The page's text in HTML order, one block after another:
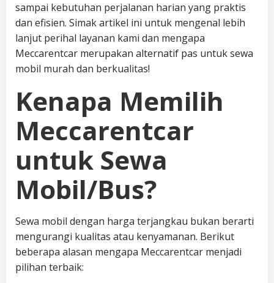
sampai kebutuhan perjalanan harian yang praktis
dan efisien. Simak artikel ini untuk mengenal lebih
lanjut perihal layanan kami dan mengapa
Meccarentcar merupakan alternatif pas untuk sewa
mobil murah dan berkualitas!
Kenapa Memilih
Meccarentcar
untuk Sewa
Mobil/Bus?
Sewa mobil dengan harga terjangkau bukan berarti
mengurangi kualitas atau kenyamanan. Berikut
beberapa alasan mengapa Meccarentcar menjadi
pilihan terbaik: